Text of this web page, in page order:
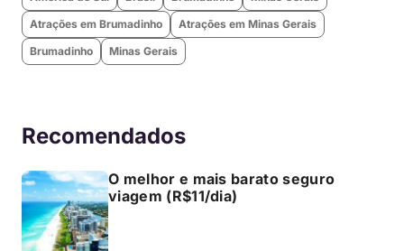
Atrações em Brumadinho
Atrações em Minas Gerais
Brumadinho
Minas Gerais
Recomendados
O melhor e mais barato seguro
viagem (R$11/dia)